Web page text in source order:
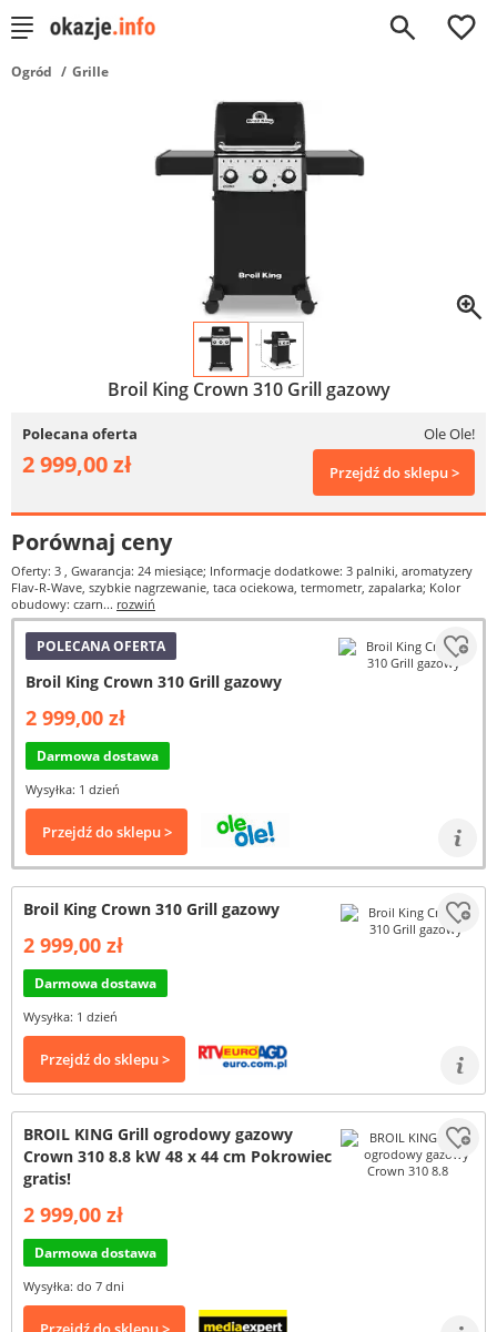
0
Ogród Grille
Broil King Crown 310 Grill gazowy
Polecana oferta Ole Ole!
2 999,00 zł Przejdź do sklepu >
Porównaj ceny
Oferty: 3 , Gwarancja: 24 miesiące; Informacje dodatkowe: 3 palniki, aromatyzery
Flav-R-Wave, szybkie nagrzewanie, taca ociekowa, termometr, zapalarka; Kolor
obudowy: czarn... rozwiń
POLECANA OFERTA
Broil King Crown 310 Grill gazowy
2 999,00 zł
Darmowa dostawa
Wysyłka: 1 dzień
Przejdź do sklepu >
Broil King Crown 310 Grill gazowy
2 999,00 zł
Darmowa dostawa
Wysyłka: 1 dzień
Przejdź do sklepu >
BROIL KING Grill ogrodowy gazowy
Crown 310 8.8 kW 48 x 44 cm Pokrowiec
gratis!
2 999,00 zł
Darmowa dostawa
Wysyłka: do 7 dni